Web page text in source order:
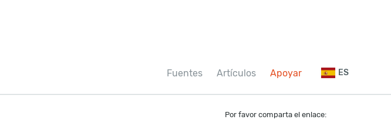
Fuentes Artículos Apoyar ES
Por favor comparta el enlace: